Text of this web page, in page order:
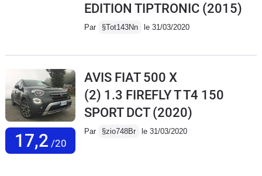
EDITION TIPTRONIC (2015)
Par §Tot143Nn le 31/03/2020
17,2 /20
AVIS FIAT 500 X
(2) 1.3 FIREFLY T T4 150
SPORT DCT(2020)
Par §zio748Br le 31/03/2020